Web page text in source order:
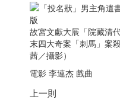
故宮文獻大展「院藏清
末四大奇案「刺馬」案
茜／攝影）
電影 李連杰 戲曲
上一則